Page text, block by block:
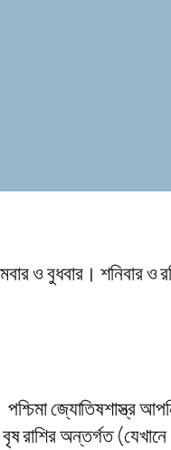
ও বুধবার। শনিবার ও
জ্যোতিষশাস্ত্র
রাশির অন্তর্গত (যেখানে